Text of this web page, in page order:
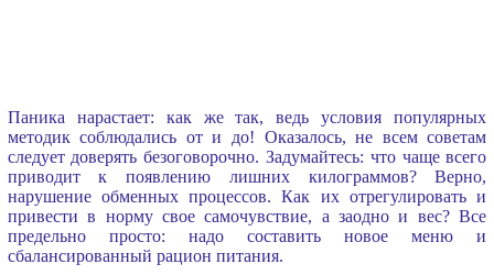
Паника нарастает: как же так, ведь условия популярных
методик соблюдались от и до! Оказалось, не всем советам
следует доверять безоговорочно. Задумайтесь: что чаще всего
приводит к появлению лишних килограммов? Верно,
нарушение обменных процессов. Как их отрегулировать и
привести в норму свое самочувствие, а заодно и вес? Все
предельно просто: надо составить новое меню и
сбалансированный рацион питания.